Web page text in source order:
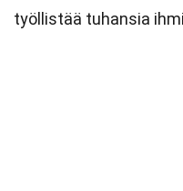
työllistää tuhansia